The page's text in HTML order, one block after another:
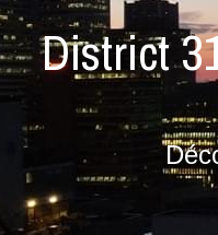
District